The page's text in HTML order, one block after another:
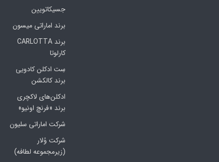
جسیکاتویین
برند اماراتی میسون
برند CARLOTTA
کارلوتا
سِت ادکلن کادویی
برند کالکشن
ادکلن‌های لاکچری
برند «فرنچ اونیو»
شرکت اماراتی سلیون
شرکت وُلار
(زیرمجموعه لطافه)